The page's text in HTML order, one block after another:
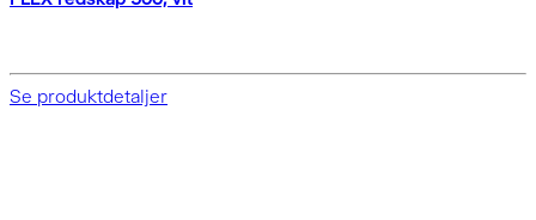
Se produktdetaljer